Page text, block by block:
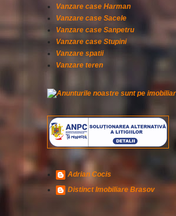
Vanzare case Harman
Vanzare case Sacele
Vanzare case Sanpetru
Vanzare case Stupini
Vanzare spatii
Vanzare teren
Adrian Cocis
Distinct Imobiliare Brasov